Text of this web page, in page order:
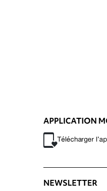
APPLICATION
Télécharger
NEWSLETTER